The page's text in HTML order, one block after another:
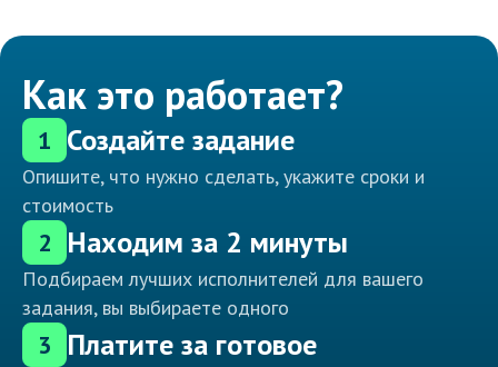
Как это работает?
1 Создайте задание
Опишите, что нужно сделать, укажите сроки и
стоимость
2 Находим за 2 минуты
Подбираем лучших исполнителей для вашего
задания, вы выбираете одного
3 Платите за готовое